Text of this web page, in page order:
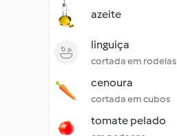
azeite
linguiça
cortada em rodelas
cenoura
cortada em cubos
tomate pelado